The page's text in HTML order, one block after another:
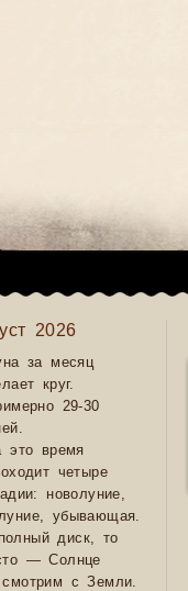
2026
за месяц
круг.
29-30
это время
четыре
новолуние,
убывающая.
диск, то
— Солнце
с Земли.